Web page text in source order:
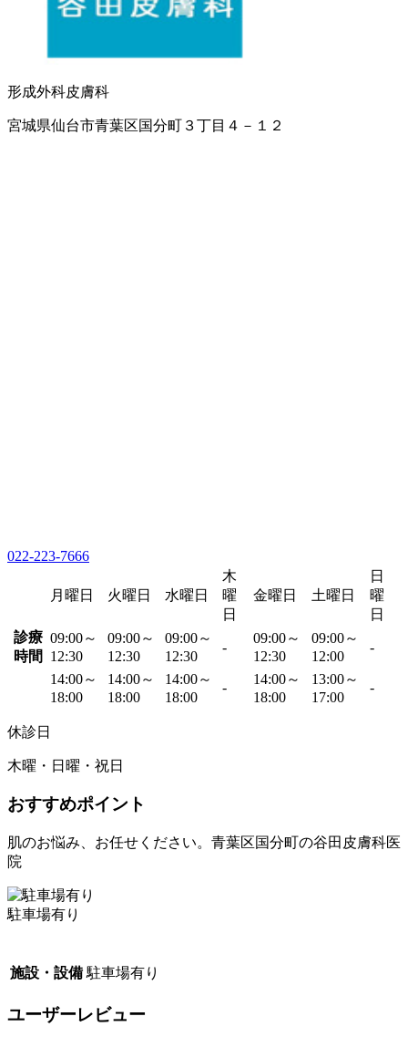
形成外科皮膚科
宮城県仙台市青葉区国分町３丁目４－１２
022-223-7666
月曜日 火曜日 水曜日
木
曜
日
金曜日 土曜日
日
曜
日
診療
時間
09:00～
12:30
09:00～
12:30
09:00～
12:30
-
09:00～
12:30
09:00～
12:00
-
14:00～
18:00
14:00～
18:00
14:00～
18:00
-
14:00～
18:00
13:00～
17:00
-
休診日
木曜・日曜・祝日
おすすめポイント
肌のお悩み、お任せください。青葉区国分町の谷田皮膚科医
院
駐車場有り
施設・設備 駐車場有り
ユーザーレビュー